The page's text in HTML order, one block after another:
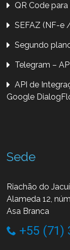
QR Code para
SEFAZ (NF-e
Segundo
Telegram –
API de
Google
Sede
Riachão do
Alameda 12,
Asa Branca
+55 (71)